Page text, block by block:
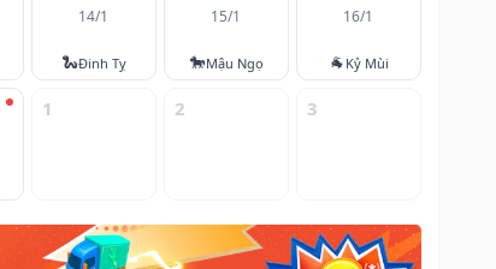
14/1
🐍Đinh Tỵ
15/1
🐎Mậu Ngọ
16/1
🐐 Kỷ Mùi
1 2 3